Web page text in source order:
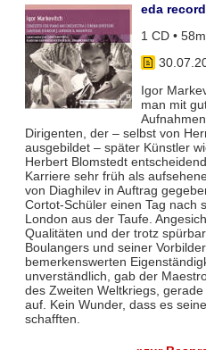
eda
1 CD •
Igor
man mit
Dirigenten, der – selbst von
ausgebildet – später Künstler
Herbert Blomstedt
Karriere sehr früh als
von Diaghilev in Auftrag
Cortot-Schüler einen Tag nach
London aus der Taufe.
Qualitäten und der trotz
Boulangers und seiner
bemerkenswerten
unverständlich, gab der
des Zweiten Weltkriegs,
auf. Kein Wunder, dass es
schafften.